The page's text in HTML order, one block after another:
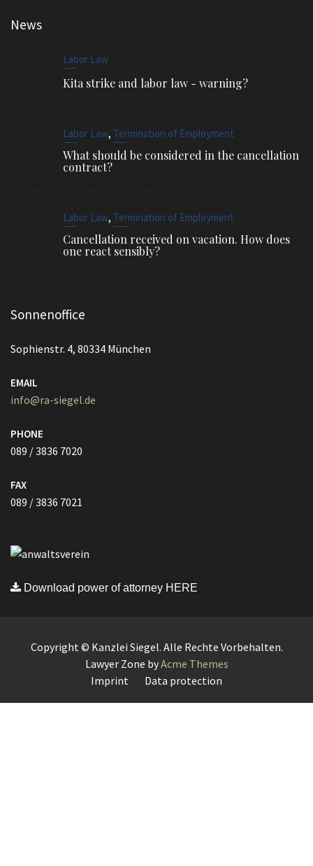
News
Labor Law
Kita strike and labor law - warning?
Labor Law, Termination of Employment
What should be considered in the cancellation
contract?
Labor Law, Termination of Employment
Cancellation received on vacation. How does
one react sensibly?
Sonnenoffice
Sophienstr. 4, 80334 München
EMAIL
info@ra-siegel.de
PHONE
089 / 3836 7020
FAX
089 / 3836 7021
Download power of attorney HERE
Copyright © Kanzlei Siegel. Alle Rechte Vorbehalten.
Lawyer Zone byAcme Themes
Imprint
Data protection